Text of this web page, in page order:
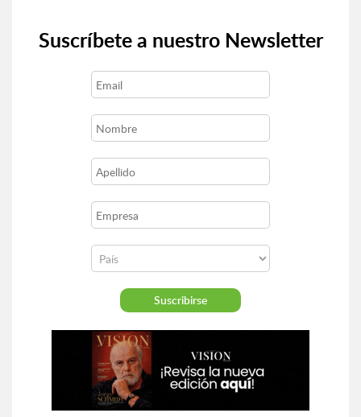
Suscríbete a nuestro Newsletter